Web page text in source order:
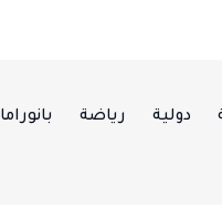
دولية رياضة بانوراما